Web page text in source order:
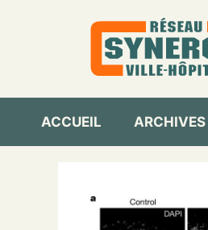
ACCUEIL ARCHIVES